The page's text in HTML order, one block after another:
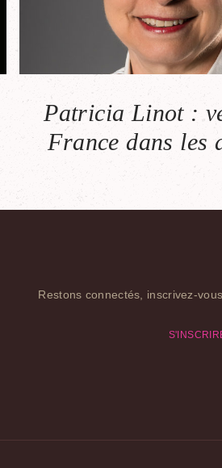
Patricia Linot :
France dans les
Restons connectés, inscrivez-